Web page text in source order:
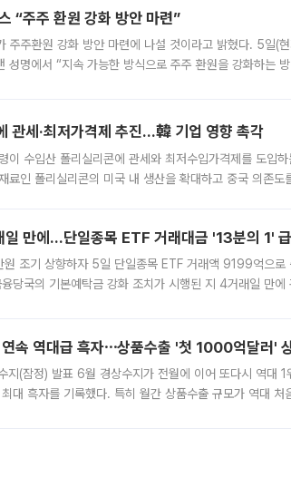
“주주 환원 강화 방안 마련”
화 방안 마련에 나설 것이라고 밝혔다. 5일(현지시간) 로이터통신에 따르면
성명에서 “지속 가능한 방식으로 주주 환원을 강화하는
관세·최저가격제 추진…韓 기업 영향 촉각
이 수입산 폴리실리콘에 관세와 최저수입가격제를 도입
료인 폴리실리콘의 미국 내 생산을 확대하고 중국 의존도
일 만에…단일종목 ETF 거래대금 '13분의 1'
조기 상향하자 5일 단일종목 ETF 거래액 9199억으로
당국의 기본예탁금 강화 조치가 시행된 지 4거래일 만에
속 역대급 흑자⋯상품수출 '첫 1000억달러'
(잠정) 발표 6월 경상수지가 전월에 이어 또다시 역대 1
대 흑자를 기록했다. 특히 월간 상품수출 규모가 역대